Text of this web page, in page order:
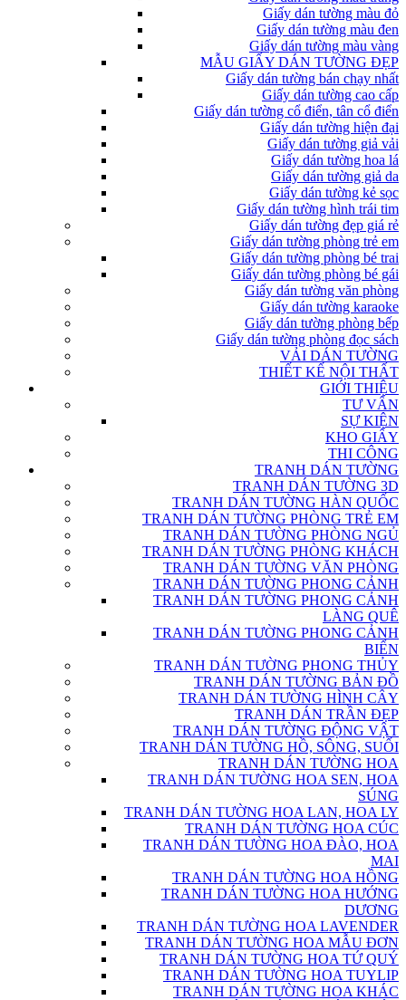
Giấy dán tường màu đỏ
Giấy dán tường màu đen
Giấy dán tường màu vàng
MẪU GIẤY DÁN TƯỜNG ĐẸP
Giấy dán tường bán chạy nhất
Giấy dán tường cao cấp
Giấy dán tường cổ điển, tân cổ điển
Giấy dán tường hiện đại
Giấy dán tường giả vải
Giấy dán tường hoa lá
Giấy dán tường giả da
Giấy dán tường kẻ sọc
Giấy dán tường hình trái tim
Giấy dán tường đẹp giá rẻ
Giấy dán tường phòng trẻ em
Giấy dán tường phòng bé trai
Giấy dán tường phòng bé gái
Giấy dán tường văn phòng
Giấy dán tường karaoke
Giấy dán tường phòng bếp
Giấy dán tường phòng đọc sách
VẢI DÁN TƯỜNG
THIẾT KẾ NỘI THẤT
GIỚI THIỆU
TƯ VẤN
SỰ KIỆN
KHO GIẤY
THI CÔNG
TRANH DÁN TƯỜNG
TRANH DÁN TƯỜNG 3D
TRANH DÁN TƯỜNG HÀN QUỐC
TRANH DÁN TƯỜNG PHÒNG TRẺ EM
TRANH DÁN TƯỜNG PHÒNG NGỦ
TRANH DÁN TƯỜNG PHÒNG KHÁCH
TRANH DÁN TƯỜNG VĂN PHÒNG
TRANH DÁN TƯỜNG PHONG CẢNH
TRANH DÁN TƯỜNG PHONG CẢNH
LÀNG QUÊ
TRANH DÁN TƯỜNG PHONG CẢNH
BIỂN
TRANH DÁN TƯỜNG PHONG THỦY
TRANH DÁN TƯỜNG BẢN ĐỒ
TRANH DÁN TƯỜNG HÌNH CÂY
TRANH DÁN TRẦN ĐẸP
TRANH DÁN TƯỜNG ĐỘNG VẬT
TRANH DÁN TƯỜNG HỒ, SÔNG, SUỐI
TRANH DÁN TƯỜNG HOA
TRANH DÁN TƯỜNG HOA SEN, HOA
SÚNG
TRANH DÁN TƯỜNG HOA LAN, HOA LY
TRANH DÁN TƯỜNG HOA CÚC
TRANH DÁN TƯỜNG HOA ĐÀO, HOA
MAI
TRANH DÁN TƯỜNG HOA HỒNG
TRANH DÁN TƯỜNG HOA HƯỚNG
DƯƠNG
TRANH DÁN TƯỜNG HOA LAVENDER
TRANH DÁN TƯỜNG HOA MẪU ĐƠN
TRANH DÁN TƯỜNG HOA TỨ QUÝ
TRANH DÁN TƯỜNG HOA TUYLIP
TRANH DÁN TƯỜNG HOA KHÁC